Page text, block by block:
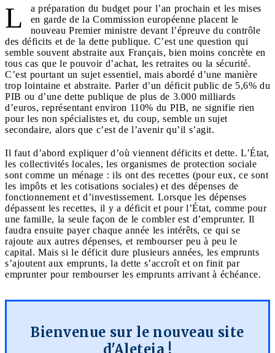
L
a préparation du budget pour l’an prochain et les mises
en garde de la Commission européenne placent le
nouveau Premier ministre devant l’épreuve du contrôle
des déficits et de la dette publique. C’est une question qui
semble souvent abstraite aux Français, bien moins concrète en
tous cas que le pouvoir d’achat, les retraites ou la sécurité.
C’est pourtant un sujet essentiel, mais abordé d’une manière
trop lointaine et abstraite. Parler d’un déficit public de 5,6% du
PIB ou d’une dette publique de plus de 3.000 milliards
d’euros, représentant environ 110% du PIB, ne signifie rien
pour les non spécialistes et, du coup, semble un sujet
secondaire, alors que c’est de l’avenir qu’il s’agit.
Il faut d’abord expliquer d’où viennent déficits et dette. L’État,
les collectivités locales, les organismes de protection sociale
sont comme un ménage : ils ont des recettes (pour eux, ce sont
les impôts et les cotisations sociales) et des dépenses de
fonctionnement et d’investissement. Lorsque les dépenses
dépassent les recettes, il y a déficit et pour l’État, comme pour
une famille, la seule façon de le combler est d’emprunter. Il
faudra ensuite payer chaque année les intérêts, ce qui se
rajoute aux autres dépenses, et rembourser peu à peu le
capital. Mais si le déficit dure plusieurs années, les emprunts
s’ajoutent aux emprunts, la dette s’accroît et on finit par
emprunter pour rembourser les emprunts arrivant à échéance.
Bienvenue sur le nouveau site
d'Aleteia !